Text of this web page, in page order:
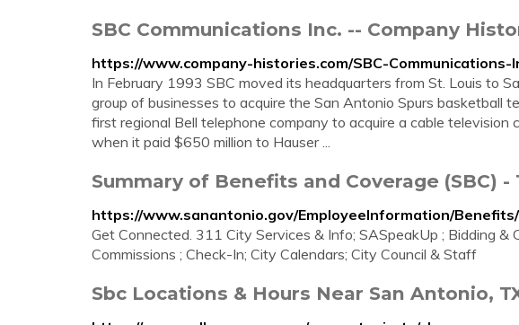
SBC Communications Inc. -- Company
https://www.company-histories.com/SBC-Communications-
In February 1993 SBC moved its headquarters from St. Louis to
group of businesses to acquire the San Antonio Spurs basketball
first regional Bell telephone company to acquire a cable television
when it paid $650 million to Hauser ...
Summary of Benefits and Coverage (SBC)
https://www.sanantonio.gov/EmployeeInformation/
Get Connected. 311 City Services & Info; SASpeakUp ; Bidding &
Commissions ; Check-In; City Calendars; City Council & Staff
Sbc Locations & Hours Near San Antonio,